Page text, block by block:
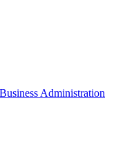
Administration